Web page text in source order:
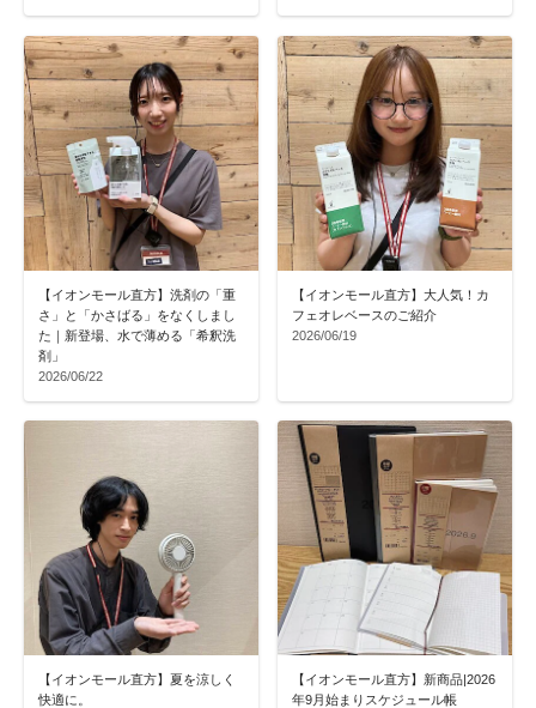
【イオンモール直方】洗剤の「重
さ」と「かさばる」をなくしまし
た｜新登場、水で薄める「希釈洗
剤」
2026/06/22
【イオンモール直方】大人気！カ
フェオレベースのご紹介
2026/06/19
【イオンモール直方】夏を涼しく
快適に。
【イオンモール直方】新商品|2026
年9月始まりスケジュール帳